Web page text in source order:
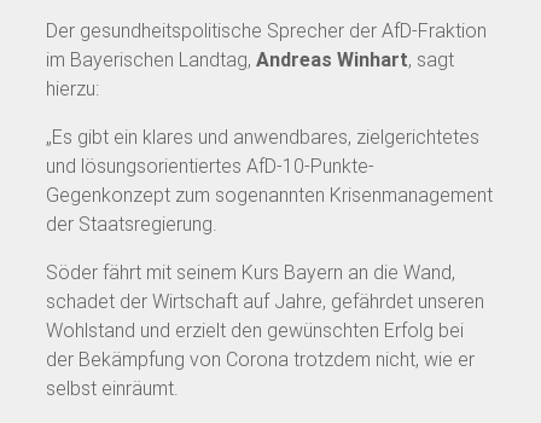
Der gesundheitspolitische Sprecher der AfD-Fraktion
im Bayerischen Landtag, Andreas Winhart, sagt
hierzu:
„Es gibt ein klares und anwendbares, zielgerichtetes
und lösungsorientiertes AfD-10-Punkte-
Gegenkonzept zum sogenannten Krisenmanagement
der Staatsregierung.
Söder fährt mit seinem Kurs Bayern an die Wand,
schadet der Wirtschaft auf Jahre, gefährdet unseren
Wohlstand und erzielt den gewünschten Erfolg bei
der Bekämpfung von Corona trotzdem nicht, wie er
selbst einräumt.